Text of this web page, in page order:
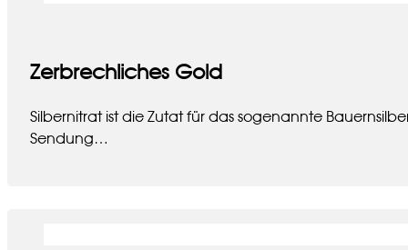
Zerbrechliches Gold
Silbernitrat ist die Zutat für das sogenannte
Sendung…